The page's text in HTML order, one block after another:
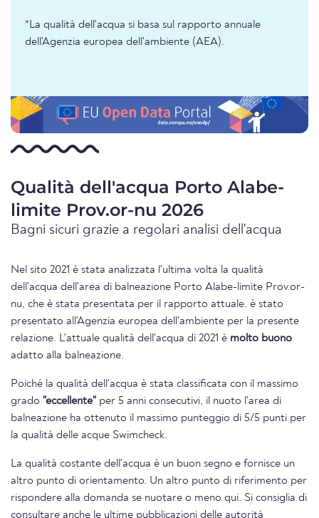
*La qualità dell'acqua si basa sul rapporto annuale
dell'Agenzia europea dell'ambiente (AEA).
Qualità dell'acqua Porto Alabe-
limite Prov.or-nu 2026
Bagni sicuri grazie a regolari analisi dell'acqua
Nel sito 2021 è stata analizzata l'ultima volta la qualità
dell'acqua dell'area di balneazione Porto Alabe-limite Prov.or-
nu, che è stata presentata per il rapporto attuale. è stato
presentato all'Agenzia europea dell'ambiente per la presente
relazione. L'attuale qualità dell'acqua di 2021 è molto buono
adatto alla balneazione.
Poiché la qualità dell'acqua è stata classificata con il massimo
grado "eccellente" per 5 anni consecutivi, il nuoto l'area di
balneazione ha ottenuto il massimo punteggio di 5/5 punti per
la qualità delle acque Swimcheck.
La qualità costante dell'acqua è un buon segno e fornisce un
altro punto di orientamento. Un altro punto di riferimento per
rispondere alla domanda se nuotare o meno qui. Si consiglia di
consultare anche le ultime pubblicazioni delle autorità